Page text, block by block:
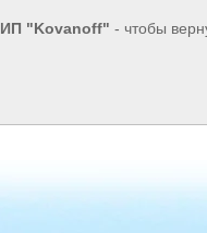
ИП "Kovanoff" - чтобы